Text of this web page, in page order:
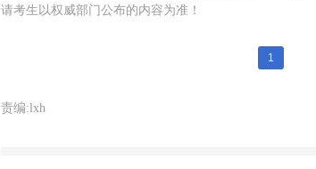
请考生以权威部门公布的内容为准！
1
责编:lxh